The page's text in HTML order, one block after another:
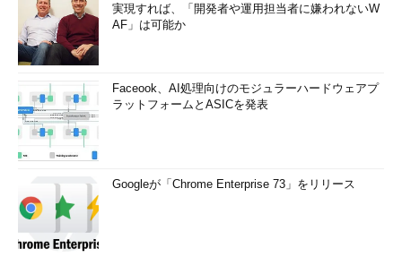
実現すれば、「開発者や運用担当者に嫌われないW
AF」は可能か
Faceook、AI処理向けのモジュラーハードウェアプ
ラットフォームとASICを発表
Googleが「Chrome Enterprise 73」をリリース